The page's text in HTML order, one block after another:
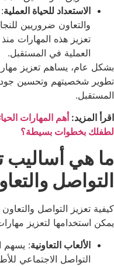
الاستعداد للحياة العملية
والتعاون ضروريين
تعزيز هذه المهارات
العملية في المستقبل.
بشكل عام، يساهم تعزيز
تطوير شخصيتهم وتحسين جودة
المستقبل.
اقرأ المزيد: أهم المهارات
لطفلك بخطوات بسيطة؟
ما هي أساليب
التواصل
كيفية تعزيز التواصل
يمكن استخدامها لتعزيز
الألعاب التعاونية: يسهم
التواصل الاجتماعي